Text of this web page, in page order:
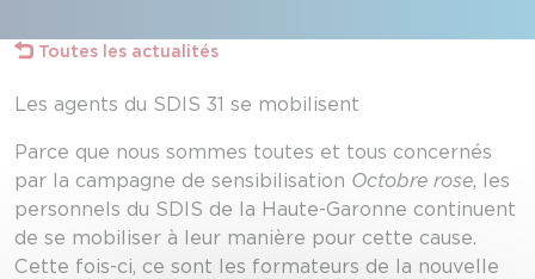
Toutes les actualités
Les agents du SDIS 31 se mobilisent
Parce que nous sommes toutes et tous concernés
par la campagne de sensibilisation Octobre rose, les
personnels du SDIS de la Haute-Garonne continuent
de se mobiliser à leur manière pour cette cause.
Cette fois-ci, ce sont les formateurs de la nouvelle